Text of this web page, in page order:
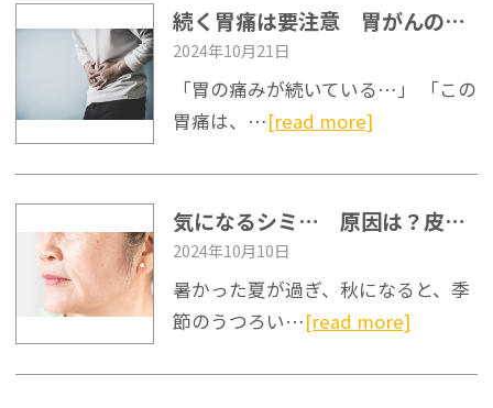
【募集職種】
看護師（パート）
・64歳以下の方
・看護師免許または準看護師
【仕事内容】
・看護師業務全般
・各種研修への参加
・クリニック関連業務
時給1,500円～1,600円
するけれど、年齢のせいかも
しれない——そう迷いなが
ら、忙しさに紛れて受診を先
延ばしにしている方は少なく
ありません。この記事では、
自宅でできるセルフチェック
安、受診時の流れと費用の考
えします。判断に迷う変化が
あるなら、自己判断で様子を
観察してもらうほうが気持ち
の整理は進みやすくなりま
す。
- ほくろの変化はABCDEルー
後に
と、
まし
べる
りや
が基
続く胃痛は要注意 胃がんの可能性は？
2024年10月21日
「胃の痛みが続いている…」 「この
胃痛は、…[read more]
気になるシミ… 原因は？皮膚科医がシミの改善にアプローチします
2024年10月10日
暑かった夏が過ぎ、秋になると、季
節のうつろい…[read more]